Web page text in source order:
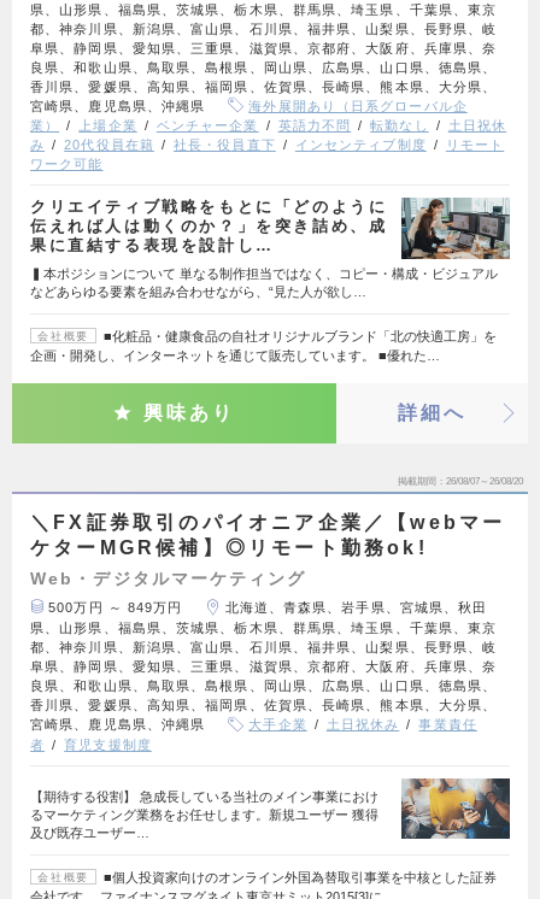
県、山形県、福島県、茨城県、栃木県、群馬県、埼玉県、千葉県、東京
都、神奈川県、新潟県、富山県、石川県、福井県、山梨県、長野県、岐
阜県、静岡県、愛知県、三重県、滋賀県、京都府、大阪府、兵庫県、奈
良県、和歌山県、鳥取県、島根県、岡山県、広島県、山口県、徳島県、
香川県、愛媛県、高知県、福岡県、佐賀県、長崎県、熊本県、大分県、
宮崎県、鹿児島県、沖縄県
海外展開あり（日系グローバル企
業）
上場企業 ベンチャー企業 英語力不問 転勤なし
土日祝休
み
20代役員在籍 社長・役員直下 インセンティブ制度
リモート
ワーク可能
クリエイティブ戦略をもとに「どのように
伝えれば人は動くのか？」を突き詰め、成
果に直結する表現を設計し…
▍本ポジションについて 単なる制作担当ではなく、コピー・構成・ビジュアル
などあらゆる要素を組み合わせながら、“見た人が欲し…
会社概要
■化粧品・健康食品の自社オリジナルブランド「北の快適工房」を
企画・開発し、インターネットを通じて販売しています。 ■優れた…
興味あり 詳細へ
掲載期間 26/08/07～26/08/20
＼FX証券取引のパイオニア企業／【webマー
ケターMGR候補】◎リモート勤務ok!
Web・デジタルマーケティング
500万円 ～ 849万円
北海道、青森県、岩手県、宮城県、秋田
県、山形県、福島県、茨城県、栃木県、群馬県、埼玉県、千葉県、東京
都、神奈川県、新潟県、富山県、石川県、福井県、山梨県、長野県、岐
阜県、静岡県、愛知県、三重県、滋賀県、京都府、大阪府、兵庫県、奈
良県、和歌山県、鳥取県、島根県、岡山県、広島県、山口県、徳島県、
香川県、愛媛県、高知県、福岡県、佐賀県、長崎県、熊本県、大分県、
宮崎県、鹿児島県、沖縄県
大手企業 土日祝休み
事業責任
者
育児支援制度
【期待する役割】 急成長している当社のメイン事業におけ
るマーケティング業務をお任せします。新規ユーザー 獲得
及び既存ユーザー…
会社概要
■個人投資家向けのオンライン外国為替取引事業を中核とした証券